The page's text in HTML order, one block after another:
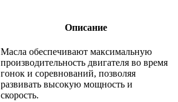
Описание
Масла обеспечивают максимальную
производительность двигателя во время
гонок и соревнований, позволяя
развивать высокую мощность и
скорость.